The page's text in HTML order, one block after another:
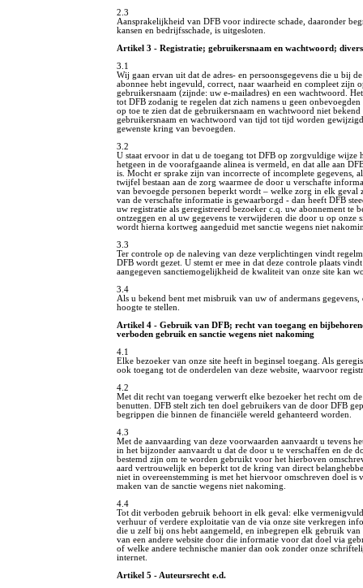
2.3
Aansprakelijkheid van DFB voor indirecte schade, daaronder
kansen en bedrijfsschade, is uitgesloten.
Artikel 3 - Registratie; gebruikersnaam en wachtwoord;
3.1
Wij gaan ervan uit dat de adres- en persoonsgegevens die u bij
abonnee hebt ingevuld, correct, naar waarheid en compleet zijn
gebruikersnaam (zijnde: uw e-mailadres) en een wachtwoord.
tot DFB zodanig te regelen dat zich namens u geen
op toe te zien dat de gebruikersnaam en wachtwoord niet
gebruikersnaam en wachtwoord van tijd tot tijd worden
gewenste kring van bevoegden.
3.2
U staat ervoor in dat u de toegang tot DFB op zorgvuldige wijze
hetgeen in de voorafgaande alinea is vermeld, en dat alle aan
is. Mocht er sprake zijn van incorrecte of incomplete gegevens,
twijfel bestaan aan de zorg waarmee de door u verschafte
van bevoegde personen beperkt wordt – welke zorg in elk
van de verschafte informatie is gewaarborgd - dan heeft DFB
uw registratie als geregistreerd bezoeker c.q. uw abonnement te
ontzeggen en al uw gegevens te verwijderen die door u op onze
wordt hierna kortweg aangeduid met sanctie wegens niet
3.3
Ter controle op de naleving van deze verplichtingen vindt
DFB wordt gezet. U stemt er mee in dat deze controle plaats
aangegeven sanctiemogelijkheid de kwaliteit van onze site kan
3.4
Als u bekend bent met misbruik van uw of andermans
hoogte te stellen.
Artikel 4 - Gebruik van DFB; recht van toegang en
verboden gebruik en sanctie wegens niet nakoming
4.1
Elke bezoeker van onze site heeft in beginsel toegang. Als
ook toegang tot de onderdelen van deze website, waarvoor
4.2
Met dit recht van toegang verwerft elke bezoeker het recht om
benutten. DFB stelt zich ten doel gebruikers van de door DFB
begrippen die binnen de financiële wereld gehanteerd worden.
4.3
Met de aanvaarding van deze voorwaarden aanvaardt u tevens
in het bijzonder aanvaardt u dat de door u te verschaffen en de
bestemd zijn om te worden gebruikt voor het hierboven
aard vertrouwelijk en beperkt tot de kring van direct
niet in overeenstemming is met het hiervoor omschreven doel is
maken van de sanctie wegens niet nakoming.
4.4
Tot dit verboden gebruik behoort in elk geval: elke
verhuur of verdere exploitatie van de via onze site verkregen
die u zelf bij ons hebt aangemeld, en inbegrepen elk gebruik
van een andere website door die informatie voor dat doel via
of welke andere technische manier dan ook zonder onze
internet.
Artikel 5 - Auteursrecht e.d.